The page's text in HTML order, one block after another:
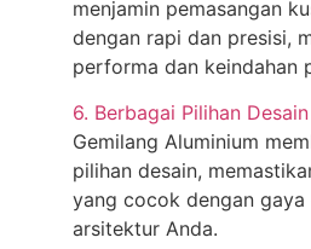
menjamin pemasangan
dengan rapi dan presisi,
performa dan keindahan
6. Berbagai Pilihan Desain
Gemilang Aluminium
pilihan desain,
yang cocok dengan gaya
arsitektur Anda.